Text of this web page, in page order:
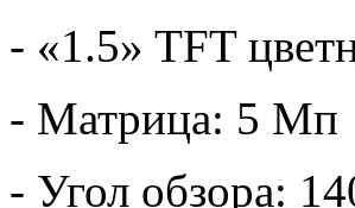
- «1.5» TFT
- Матрица: 5 Мп
- Угол обзора: